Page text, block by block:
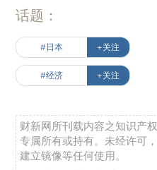
话题：
#日本 +关注
#经济 +关注
财新网所刊载内容之知识产
专属所有或持有。未经许可
建立镜像等任何使用。